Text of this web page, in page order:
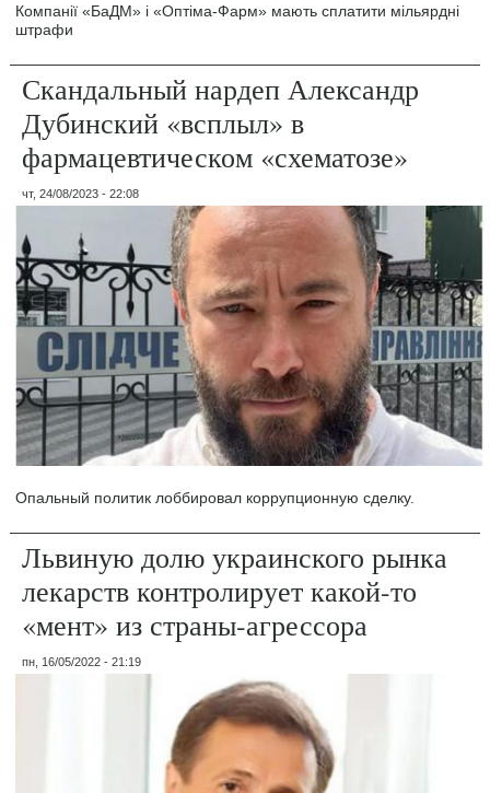
Компанії «БаДМ» і «Оптіма-Фарм» мають сплатити мільярдні
штрафи
Скандальный нардеп Александр
Дубинский «всплыл» в
фармацевтическом «схематозе»
чт, 24/08/2023 - 22:08
Опальный политик лоббировал коррупционную сделку.
Львиную долю украинского рынка
лекарств контролирует какой-то
«мент» из страны-агрессора
пн, 16/05/2022 - 21:19